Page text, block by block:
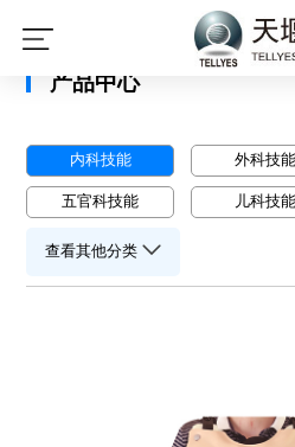
产品中心
内科技能 外科技能
五官科技能 儿科技能
查看其他分类